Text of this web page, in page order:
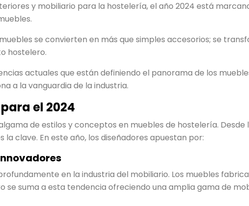
y mobiliario para la hostelería, el año 2024 está
se convierten en más que simples accesorios; se
hostelero.
actuales que están definiendo el panorama de los
a la vanguardia de la industria.
el 2024
de estilos y conceptos en muebles de hostelería. Desde
clave. En este año, los diseñadores apuestan por:
en la industria del mobiliario. Los muebles
se suma a esta tendencia ofreciendo una amplia gama de